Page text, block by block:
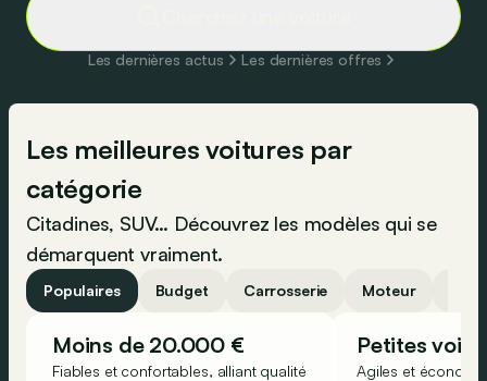
Les dernières actus Les dernières offres
Les meilleures voitures par
catégorie
Citadines, SUV… Découvrez les modèles qui se
démarquent vraiment.
Populaires Budget Carrosserie Moteur
Moins de 20.000 €
Fiables et confortables, alliant qualité
Petites
Agiles et